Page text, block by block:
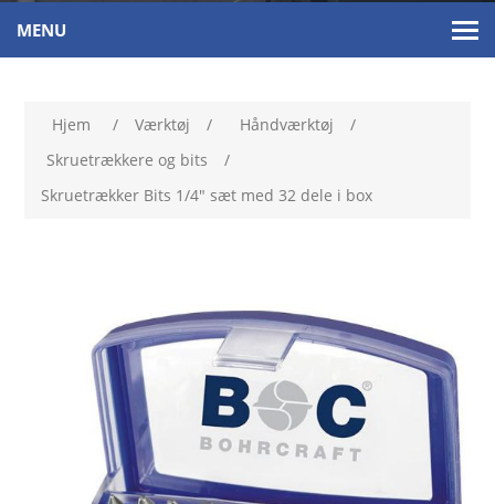
MENU
Hjem / Værktøj / Håndværktøj
/
Skruetrækkere og bits
/
Skruetrækker Bits 1/4" sæt med 32 dele i box